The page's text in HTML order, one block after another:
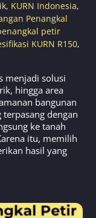
, KURN Indonesia,
Penangkal
petir
KURN R150,
menjadi solusi
hingga area
bangunan
dengan
ke tanah
itu, memilih
hasil yang